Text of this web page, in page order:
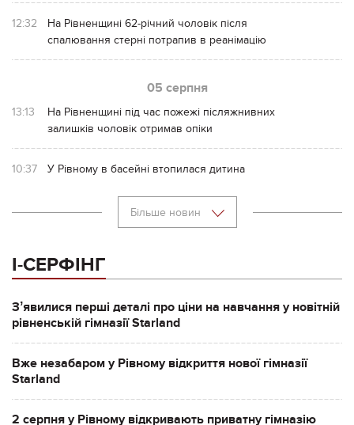
12:32
На Рівненщині 62-річний чоловік після
спалювання стерні потрапив в реанімацію
05 серпня
13:13
На Рівненщині під час пожежі післяжнивних
залишків чоловік отримав опіки
10:37 У Рівному в басейні втопилася дитина
Більше новин
І-СЕРФІНГ
Зʼявилися перші деталі про ціни на навчання у новітній
рівненській гімназії Starland
Вже незабаром у Рівному відкриття нової гімназії
Starland
2 серпня у Рівному відкривають приватну гімназію